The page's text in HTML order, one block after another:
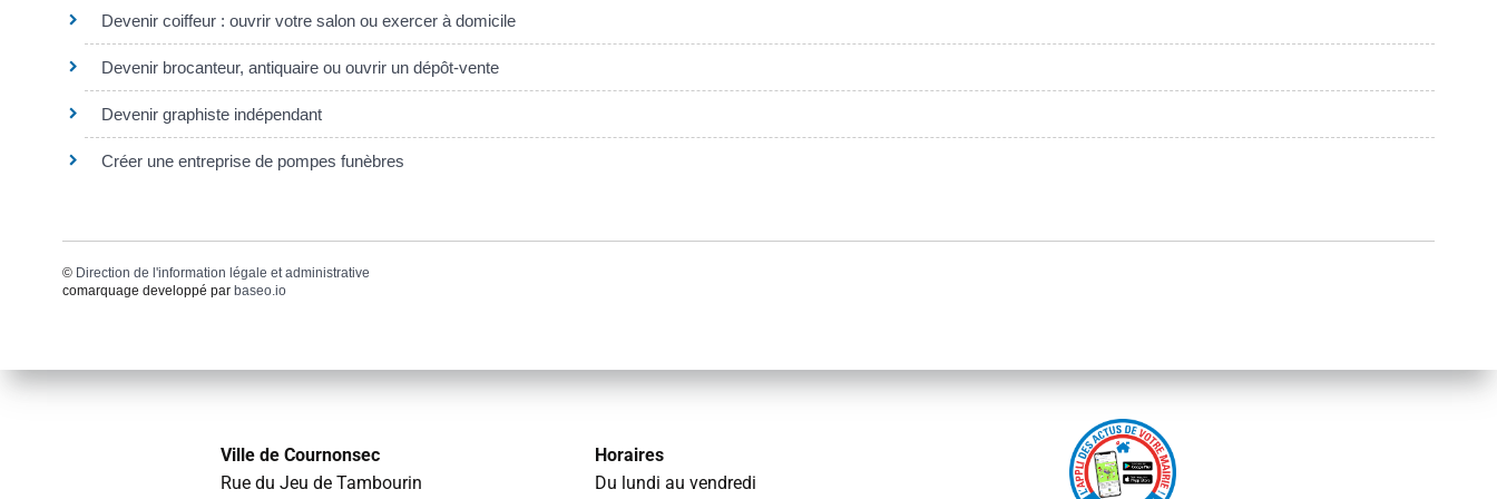
Devenir coiffeur : ouvrir votre salon ou exercer à domicile
Devenir brocanteur, antiquaire ou ouvrir un dépôt-vente
Devenir graphiste indépendant
Créer une entreprise de pompes funèbres
© Direction de l'information légale et administrative
comarquage developpé par baseo.io
Ville de Cournonsec
Rue du Jeu de Tambourin
Horaires
Du lundi au vendredi